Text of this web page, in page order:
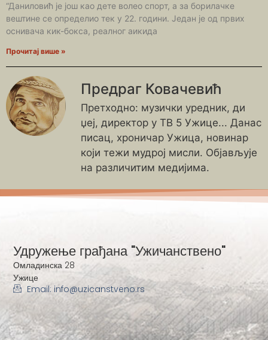
“Даниловић је још као дете волео спорт, а за борилачке
вештине се определио тек у 22. години. Један је од првих
оснивача кик-бокса, реалног аикида
Прочитај више »
Предраг Ковачевић
Претходно: музички уредник, ди
џеј, директор у ТВ 5 Ужице... Данас
писац, хроничар Ужица, новинар
који тежи мудрој мисли. Објављује
на различитим медијима.
Удружење грађана "Ужичанствено"
Омладинска 28
Ужице
Email: info@uzicanstveno.rs